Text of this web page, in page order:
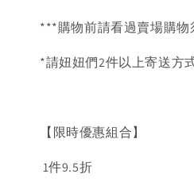
***購物前請看過賣場購
*請妞妞們2件以上寄送方
【限時優惠組合】
1件9.5折